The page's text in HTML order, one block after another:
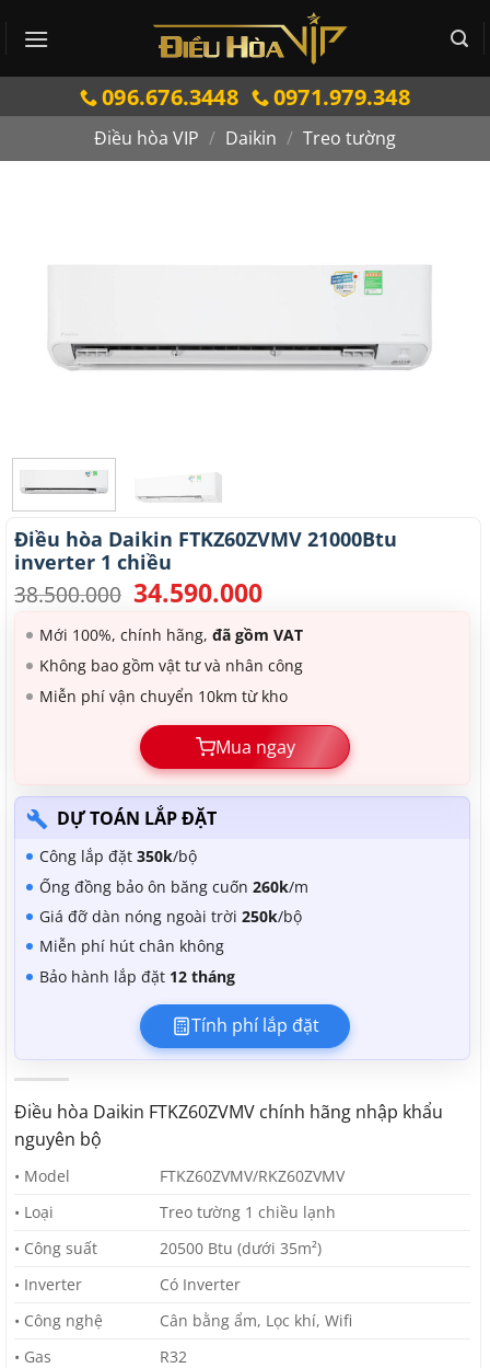
qua
096.676.3448 0971.979.348
Điều hòa VIP / Daikin / Treo tường
Điều hòa Daikin FTKZ60ZVMV 21000Btu
inverter 1 chiều
38.500.000 Giá
gốc
là:
38.500.000.
34.590.000Giá
tại
là:
34.590.000.
Mới 100%, chính hãng, đã gồm VAT
Không bao gồm vật tư và nhân công
Miễn phí vận chuyển 10km từ kho
Mua ngay
DỰ TOÁN LẮP ĐẶT
Công lắp đặt 350k/bộ
Ống đồng bảo ôn băng cuốn 260k/m
Giá đỡ dàn nóng ngoài trời 250k/bộ
Miễn phí hút chân không
Bảo hành lắp đặt 12 tháng
Tính phí lắp đặt
Điều hòa Daikin FTKZ60ZVMV chính hãng nhập khẩu
nguyên bộ
• Model
FTKZ60ZVMV/RKZ60ZVMV
• Loại
Treo tường 1 chiều lạnh
• Công suất
20500 Btu (dưới 35m²)
• Inverter
Có Inverter
• Công nghệ
Cân bằng ẩm, Lọc khí, Wifi
• Gas
R32